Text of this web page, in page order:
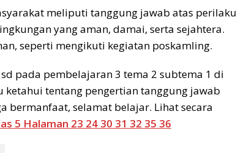
meliputi tanggung jawab atas perilaku
yang aman, damai, serta sejahtera.
seperti mengikuti kegiatan poskamling.
pada pembelajaran 3 tema 2 subtema 1 di
ketahui tentang pengertian tanggung jawab
bermanfaat, selamat belajar. Lihat secara
5 Halaman 23 24 30 31 32 35 36